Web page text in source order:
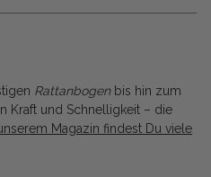
Rattanbogenbis hin zum
Kraft und Schnelligkeit – die
Magazin findest Du viele